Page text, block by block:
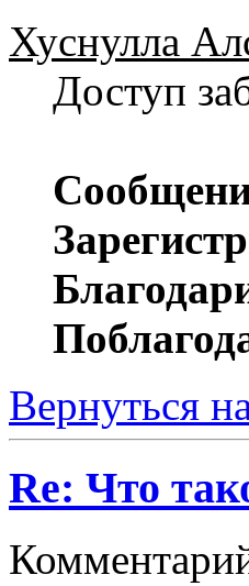
Хуснулла
Доступ
Вернуться
Re: Что